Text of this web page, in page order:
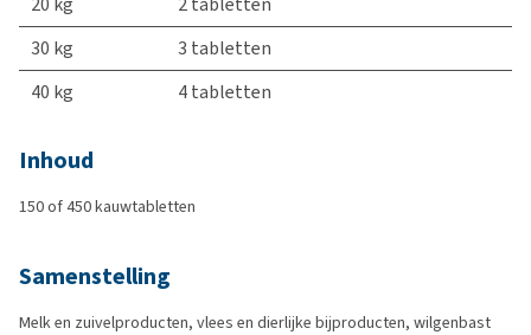
30 kg
3 tabletten
40 kg
4 tabletten
Inhoud
150 of 450 kauwtabletten
Samenstelling
Melk en zuivelproducten, vlees en dierlijke bijproducten, wilgenbast